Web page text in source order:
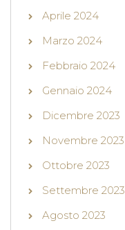
Aprile 2024
Marzo 2024
Febbraio 2024
Gennaio 2024
Dicembre 2023
Novembre 2023
Ottobre 2023
Settembre 2023
Agosto 2023